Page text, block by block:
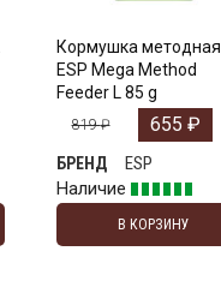
Кормушка методная
ESP Mega Method
Feeder L 85 g
819₽ 655 ₽
БРЕНД
ESP
Наличие
В КОРЗИНУ